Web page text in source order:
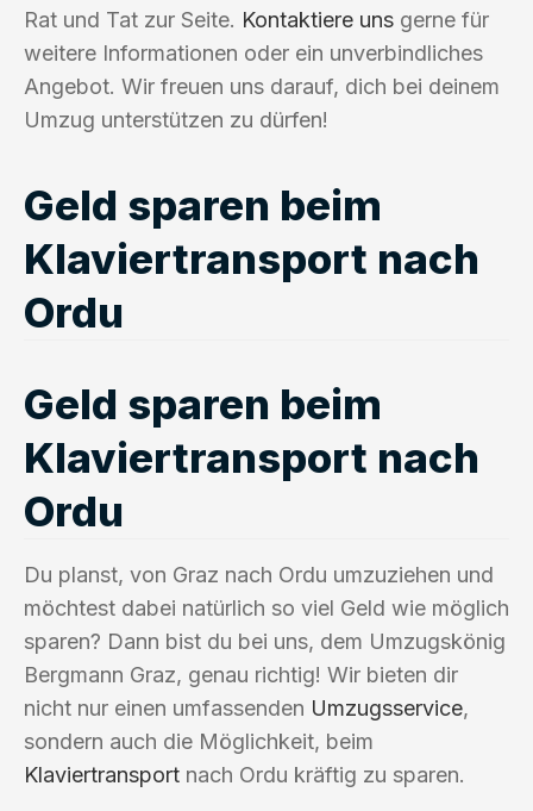
Rat und Tat zur Seite. Kontaktiere uns gerne für
weitere Informationen oder ein unverbindliches
Angebot. Wir freuen uns darauf, dich bei deinem
Umzug unterstützen zu dürfen!
Geld sparen beim
Klaviertransport nach
Ordu
Geld sparen beim
Klaviertransport nach
Ordu
Du planst, von Graz nach Ordu umzuziehen und
möchtest dabei natürlich so viel Geld wie möglich
sparen? Dann bist du bei uns, dem Umzugskönig
Bergmann Graz, genau richtig! Wir bieten dir
nicht nur einen umfassenden Umzugsservice,
sondern auch die Möglichkeit, beim
Klaviertransport nach Ordu kräftig zu sparen.